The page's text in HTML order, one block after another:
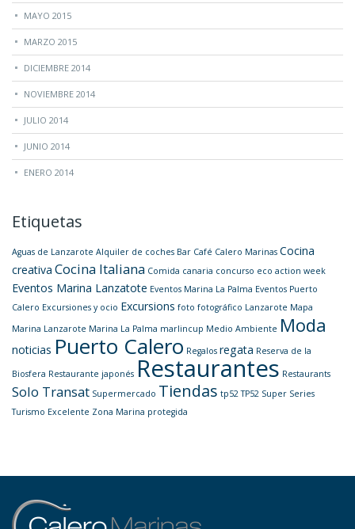
MAYO 2015
MARZO 2015
DICIEMBRE 2014
NOVIEMBRE 2014
JULIO 2014
JUNIO 2014
ENERO 2014
Etiquetas
Aguas de Lanzarote Alquiler de coches Bar Café Calero Marinas Cocina
creativa Cocina Italiana Comida canaria concurso eco action week
Eventos Marina Lanzatote Eventos Marina La Palma Eventos Puerto
Calero Excursiones y ocio Excursions foto fotográfico Lanzarote Mapa
Marina Lanzarote Marina La Palma marlincup Medio Ambiente Moda
noticias Puerto Calero Regalos regata Reserva de la
Biosfera Restaurante japonés Restaurantes Restaurants
Solo Transat Supermercado Tiendas tp52 TP52 Super Series
Turismo Excelente Zona Marina protegida